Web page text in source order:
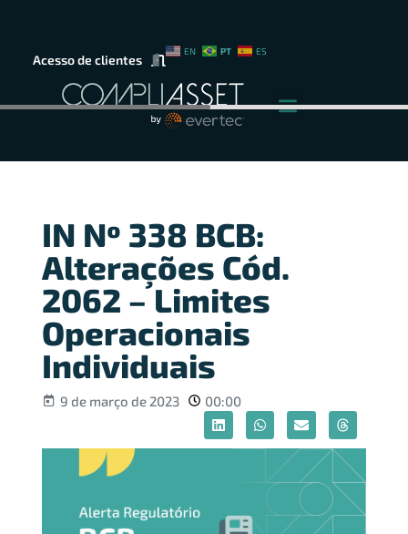
Acesso de clientes
EN PT ES
IN Nº 338 BCB:
Alterações Cód.
2062 – Limites
Operacionais
Individuais
9 de março de 2023 00:00